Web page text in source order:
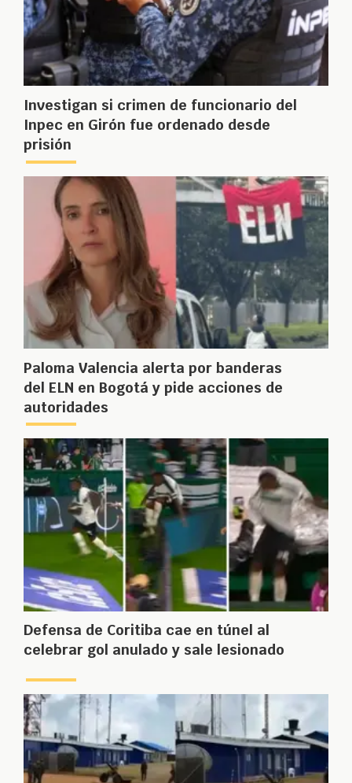
Investigan si crimen de funcionario del
Inpec en Girón fue ordenado desde
prisión
Paloma Valencia alerta por banderas
del ELN en Bogotá y pide acciones de
autoridades
Defensa de Coritiba cae en túnel al
celebrar gol anulado y sale lesionado